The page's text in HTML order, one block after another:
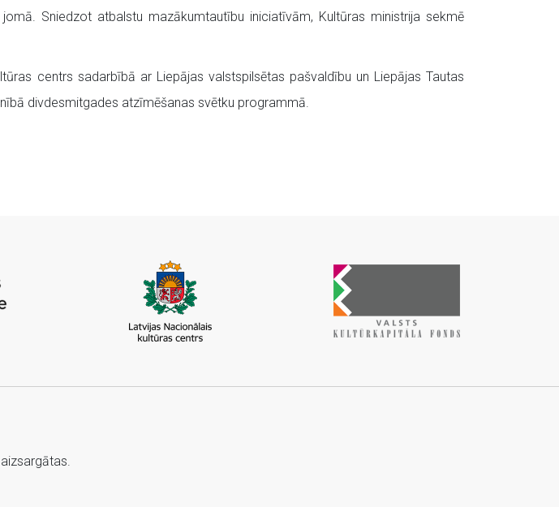
Sniedzot atbalstu mazākumtautību iniciatīvām, Kultūras ministrija sekmē
centrs sadarbībā ar Liepājas valstspilsētas pašvaldību un Liepājas Tautas
divdesmitgades atzīmēšanas svētku programmā.